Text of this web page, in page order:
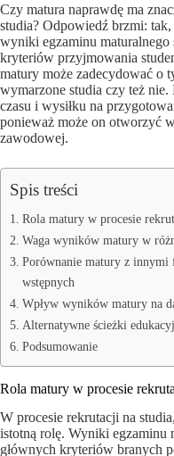
Czy matura naprawdę ma
studia? Odpowiedź brzmi:
wyniki egzaminu maturalnego
kryteriów przyjmowania
matury może zadecydować o
wymarzone studia czy też
czasu i wysiłku na
ponieważ może on otworzyć
zawodowej.
Spis treści
Rola matury w procesie
Waga wyników matury w
Porównanie matury z innymi
wstępnych
Wpływ wyników matury na
Alternatywne ścieżki
Podsumowanie
Rola matury w procesie
W procesie rekrutacji na
istotną rolę. Wyniki egzaminu
głównych kryteriów branych